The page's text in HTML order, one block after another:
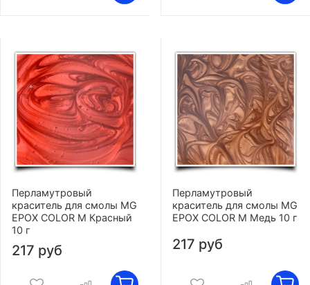
Перламутровый
краситель для смолы MG
EPOX COLOR M Красный
10 г
217 руб
Перламутровый
краситель для смолы MG
EPOX COLOR M Медь 10 г
217 руб